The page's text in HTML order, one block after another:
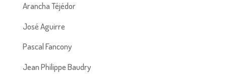
Arancha Téjédor
José Aguirre
Pascal Fancony
Jean Philippe Baudry